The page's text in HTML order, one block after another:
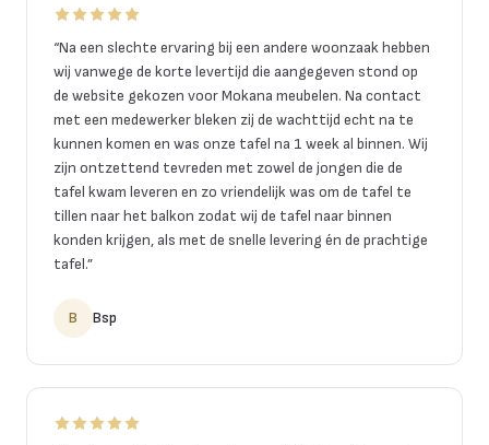
“Na een slechte ervaring bij een andere woonzaak hebben
wij vanwege de korte levertijd die aangegeven stond op
de website gekozen voor Mokana meubelen. Na contact
met een medewerker bleken zij de wachttijd echt na te
kunnen komen en was onze tafel na 1 week al binnen. Wij
zijn ontzettend tevreden met zowel de jongen die de
tafel kwam leveren en zo vriendelijk was om de tafel te
tillen naar het balkon zodat wij de tafel naar binnen
konden krijgen, als met de snelle levering én de prachtige
tafel.”
B Bsp